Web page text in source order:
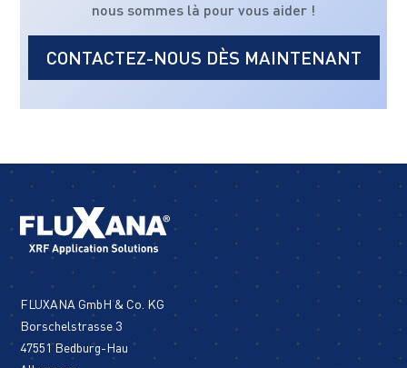
nous sommes là pour vous aider !
CONTACTEZ-NOUS DÈS MAINTENANT
FLUXANA GmbH & Co. KG
Borschelstrasse 3
47551 Bedburg-Hau